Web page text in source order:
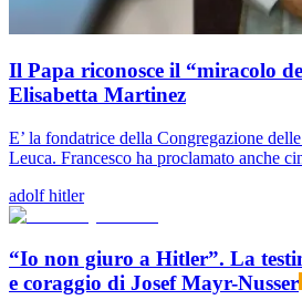
Il Papa riconosce il “miracolo
Elisabetta Martinez
E’ la fondatrice della Congregazione
Leuca. Francesco ha proclamato anche
adolf hitler
“Io non giuro a Hitler”. La
e coraggio di Josef Mayr-Nusser